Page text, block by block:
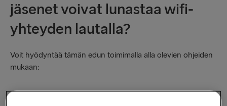
jäsenet voivat lunastaa wifi-
yhteyden lautalla?
Voit hyödyntää tämän edun toimimalla alla olevien ohjeiden
mukaan:
Kirjaudu Stena MORE -tilillesi, kun teet varauksen.